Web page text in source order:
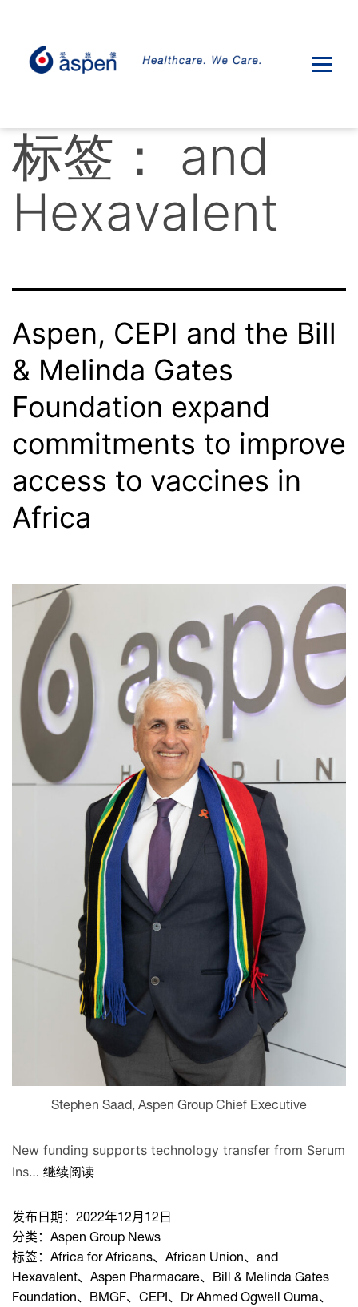
标签： and
Hexavalent
Aspen, CEPI and the Bill
& Melinda Gates
Foundation expand
commitments to improve
access to vaccines in
Africa
Stephen Saad, Aspen Group Chief Executive
New funding supports technology transfer from Serum
Ins… 继续阅读
发布日期： 2022年12月12日
分类： Aspen Group News
标签： Africa for Africans、 African Union、 and
Hexavalent、 Aspen Pharmacare、 Bill & Melinda Gates
Foundation、 BMGF、 CEPI、 Dr Ahmed Ogwell Ouma、